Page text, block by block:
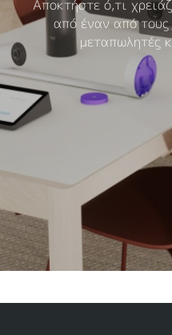
Αποκτήστε ό,τι
από έναν από τους
μεταπωλητές